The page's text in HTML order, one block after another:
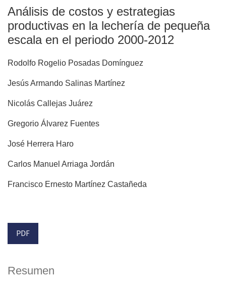
Análisis de costos y estrategias
productivas en la lechería de pequeña
escala en el periodo 2000-2012
Rodolfo Rogelio Posadas Domínguez
Jesús Armando Salinas Martínez
Nicolás Callejas Juárez
Gregorio Álvarez Fuentes
José Herrera Haro
Carlos Manuel Arriaga Jordán
Francisco Ernesto Martínez Castañeda
PDF
Resumen